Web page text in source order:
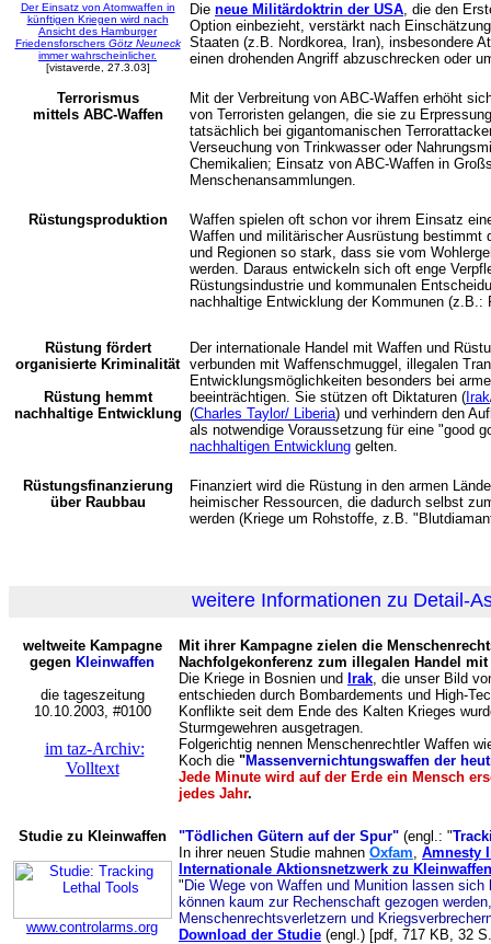
Der Einsatz von Atomwaffen in
künftigen Kriegen wird nach
Ansicht des Hamburger
Friedensforschers Götz Neuneck
immer wahrscheinlicher.
[vistaverde, 27.3.03]
Die neue Militärdoktrin der USA, die den
Option einbezieht, verstärkt nach
Staaten (z.B. Nordkorea, Iran), insbesondere
einen drohenden Angriff abzuschrecken oder
Terrorismus
mittels ABC-Waffen
Mit der Verbreitung von ABC-Waffen erhöht
von Terroristen gelangen, die sie zu
tatsächlich bei gigantomanischen
Verseuchung von Trinkwasser oder
Chemikalien; Einsatz von ABC-Waffen in
Menschenansammlungen.
Rüstungsproduktion Waffen spielen oft schon vor ihrem Einsatz
Waffen und militärischer Ausrüstung bestimmt
und Regionen so stark, dass sie vom
werden. Daraus entwickeln sich oft enge
Rüstungsindustrie und kommunalen
nachhaltige Entwicklung der Kommunen (z.B.:
Rüstung fördert
organisierte Kriminalität
Rüstung hemmt
nachhaltige Entwicklung
Der internationale Handel mit Waffen und
verbunden mit Waffenschmuggel, illegalen
Entwicklungsmöglichkeiten besonders bei
beeinträchtigen. Sie stützen oft Diktaturen ( Irak
(Charles Taylor/ Liberia) und verhindern den
als notwendige Voraussetzung für eine "good
nachhaltigen Entwicklung gelten.
Rüstungsfinanzierung
über Raubbau
Finanziert wird die Rüstung in den armen
heimischer Ressourcen, die dadurch selbst
werden (Kriege um Rohstoffe, z.B.
weitere Informationen zu Detail-
weltweite Kampagne
gegen Kleinwaffen
die tageszeitung
10.10.2003, #0100
im taz-Archiv:
Volltext
Mit ihrer Kampagne zielen die
Nachfolgekonferenz zum illegalen Handel
Die Kriege in Bosnien und Irak, die unser Bild
entschieden durch Bombardements und High-
Konflikte seit dem Ende des Kalten Krieges
Sturmgewehren ausgetragen.
Folgerichtig nennen Menschenrechtler Waffen
Koch die "Massenvernichtungswaffen der
Jede Minute wird auf der Erde ein Mensch
jedes Jahr.
Studie zu Kleinwaffen
www.controlarms.org
"Tödlichen Gütern auf der Spur" (engl.: "
In ihrer neuen Studie mahnen Oxfam, Amnesty
Internationale Aktionsnetzwerk zu Kleinwaffen
" Die Wege von Waffen und Munition lassen
können kaum zur Rechenschaft gezogen
Menschenrechtsverletzern und
Download der Studie (engl.) [pdf, 717 KB, 32